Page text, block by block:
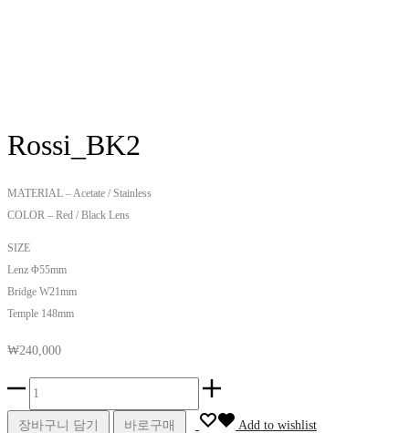
Rossi_BK2
MATERIAL – Acetate / Stainless
COLOR – Red / Black Lens
SIZE
Lenz Φ55mm
Bridge W21mm
Temple 148mm
₩240,000
Rossi_BK2
수
장바구니 담기 바로구매 Add to wishlist